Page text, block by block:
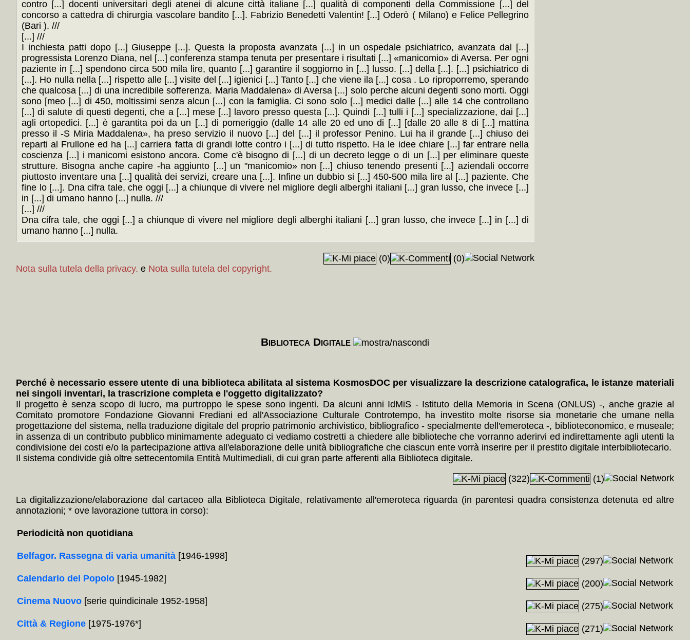
contro [...] docenti universitari degli atenei di alcune città italiane [...] qualità di componenti della Commissione [...] del
concorso a cattedra di chirurgia vascolare bandito [...]. Fabrizio Benedetti Valentin! [...] Oderò ( Milano) e Felice Pellegrino
(Bari ). ///
[...] ///
I inchiesta patti dopo [...] Giuseppe [...]. Questa la proposta avanzata [...] in un ospedale psichiatrico, avanzata dal [...]
progressista Lorenzo Diana, nel [...] conferenza stampa tenuta per presentare i risultati [...] «manicomio» di Aversa. Per ogni
paziente in [...] spendono circa 500 mila lire, quanto [...] garantire il soggiorno in [...] lusso. [...] della [...]. [...] psichiatrico di
[...]. Ho nulla nella [...] rispetto alle [...] visite del [...] igienici [...] Tanto [...] che viene ila [...] cosa . Lo riproporremo, sperando
che qualcosa [...] di una incredibile sofferenza. Maria Maddalena» di Aversa [...] solo perche alcuni degenti sono morti. Oggi
sono [meo [...] di 450, moltissimi senza alcun [...] con la famiglia. Ci sono solo [...] medici dalle [...] alle 14 che controllano
[...] di salute di questi degenti, che a [...] mese [...] lavoro presso questa [...]. Quindi [...] tulli i [...] specializzazione, dai [...]
agli ortopedici. [...] è garantita poi da un [...] di pomeriggio (dalle 14 alle 20 ed uno di [...] [dalle 20 alle 8 di [...] mattina
presso il -S Miria Maddalena», ha preso servizio il nuovo [...] del [...] il professor Penino. Lui ha il grande [...] chiuso dei
reparti al Frullone ed ha [...] carriera fatta di grandi lotte contro i [...] di tutto rispetto. Ha le idee chiare [...] far entrare nella
coscienza [...] i manicomi esistono ancora. Come c'è bisogno di [...] di un decreto legge o di un [...] per eliminare queste
strutture. Bisogna anche capire -ha aggiunto [...] un "manicomio» non [...] chiuso tenendo presenti [...] aziendali occorre
piuttosto inventare una [...] qualità dei servizi, creare una [...]. Infine un dubbio si [...] 450-500 mila lire al [...] paziente. Che
fine lo [...]. Dna cifra tale, che oggi [...] a chiunque di vivere nel migliore degli alberghi italiani [...] gran lusso, che invece [...]
in [...] di umano hanno [...] nulla. ///
[...] ///
Dna cifra tale, che oggi [...] a chiunque di vivere nel migliore degli alberghi italiani [...] gran lusso, che invece [...] in [...] di
umano hanno [...] nulla.
(0)
(0)
Nota sulla tutela della privacy. e Nota sulla tutela del copyright.
Biblioteca Digitale
Perché è necessario essere utente di una biblioteca abilitata al sistema KosmosDOC per visualizzare la descrizione catalografica, le istanze materiali
nei singoli inventari, la trascrizione completa e l'oggetto digitalizzato?
Il progetto è senza scopo di lucro, ma purtroppo le spese sono ingenti. Da alcuni anni IdMiS - Istituto della Memoria in Scena (ONLUS) -, anche grazie al
Comitato promotore Fondazione Giovanni Frediani ed all'Associazione Culturale Controtempo, ha investito molte risorse sia monetarie che umane nella
progettazione del sistema, nella traduzione digitale del proprio patrimonio archivistico, bibliografico - specialmente dell'emeroteca -, biblioteconomico, e museale;
in assenza di un contributo pubblico minimamente adeguato ci vediamo costretti a chiedere alle biblioteche che vorranno aderirvi ed indirettamente agli utenti la
condivisione dei costi e/o la partecipazione attiva all'elaborazione delle unità bibliografiche che ciascun ente vorrà inserire per il prestito digitale interbibliotecario.
Il sistema condivide già oltre settecentomila Entità Multimediali, di cui gran parte afferenti alla Biblioteca digitale.
(322)
(1)
La digitalizzazione/elaborazione dal cartaceo alla Biblioteca Digitale, relativamente all'emeroteca riguarda (in parentesi quadra consistenza detenuta ed altre
annotazioni; * ove lavorazione tuttora in corso):
Periodicità non quotidiana
Belfagor. Rassegna di varia umanità [1946-1998]
(297)
Calendario del Popolo [1945-1982]
(200)
Cinema Nuovo [serie quindicinale 1952-1958]
(275)
Città & Regione [1975-1976*] (271)